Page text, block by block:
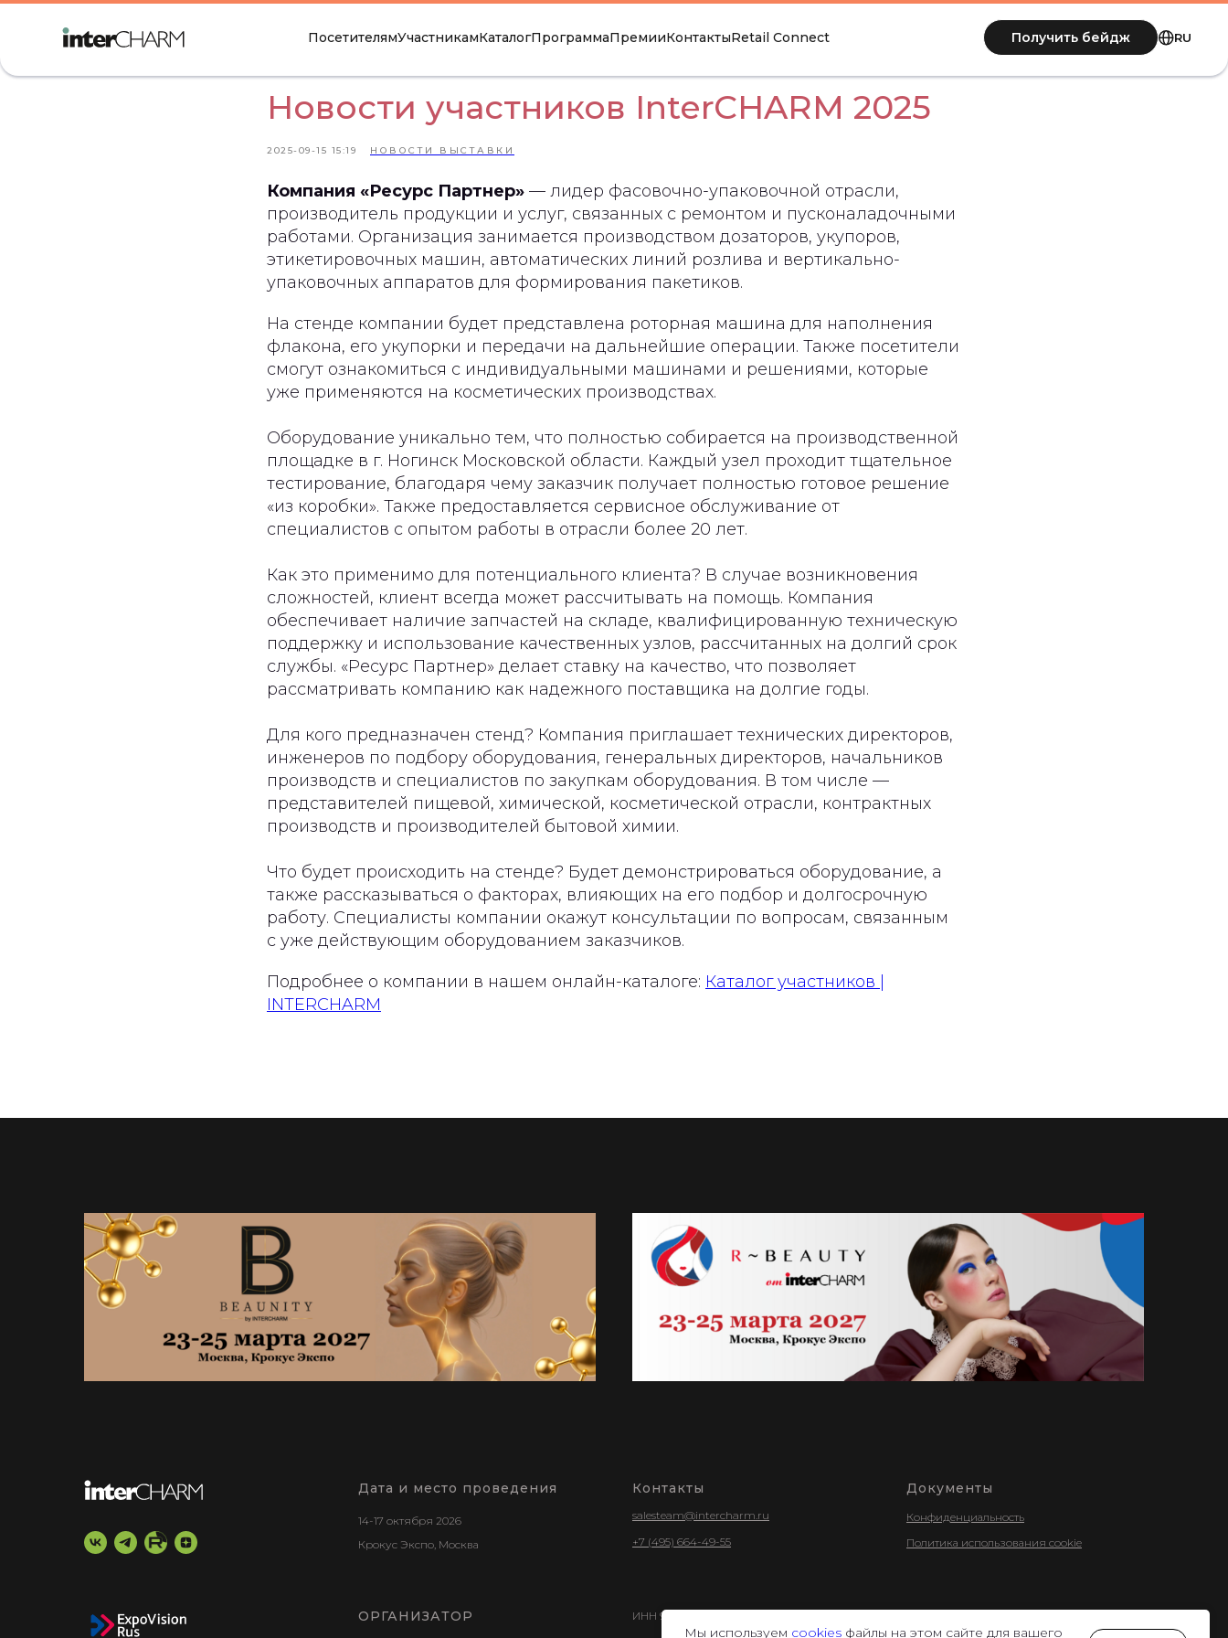
ПосетителямУчастникамКаталогПрограммаПремииКонтактыRetail Connect Получить бейдж RU
Новости участников InterCHARM 2025
2025-09-15 15:19 НОВОСТИ ВЫСТАВКИ
Компания «Ресурс Партнер» — лидер фасовочно-упаковочной отрасли,
производитель продукции и услуг, связанных с ремонтом и пусконаладочными
работами. Организация занимается производством дозаторов, укупоров,
этикетировочных машин, автоматических линий розлива и вертикально-
упаковочных аппаратов для формирования пакетиков.
На стенде компании будет представлена роторная машина для наполнения
флакона, его укупорки и передачи на дальнейшие операции. Также посетители
смогут ознакомиться с индивидуальными машинами и решениями, которые
уже применяются на косметических производствах.
Оборудование уникально тем, что полностью собирается на производственной
площадке в г. Ногинск Московской области. Каждый узел проходит тщательное
тестирование, благодаря чему заказчик получает полностью готовое решение
«из коробки». Также предоставляется сервисное обслуживание от
специалистов с опытом работы в отрасли более 20 лет.
Как это применимо для потенциального клиента? В случае возникновения
сложностей, клиент всегда может рассчитывать на помощь. Компания
обеспечивает наличие запчастей на складе, квалифицированную техническую
поддержку и использование качественных узлов, рассчитанных на долгий срок
службы. «Ресурс Партнер» делает ставку на качество, что позволяет
рассматривать компанию как надежного поставщика на долгие годы.
Для кого предназначен стенд? Компания приглашает технических директоров,
инженеров по подбору оборудования, генеральных директоров, начальников
производств и специалистов по закупкам оборудования. В том числе —
представителей пищевой, химической, косметической отрасли, контрактных
производств и производителей бытовой химии.
Что будет происходить на стенде? Будет демонстрироваться оборудование, а
также рассказываться о факторах, влияющих на его подбор и долгосрочную
работу. Специалисты компании окажут консультации по вопросам, связанным
с уже действующим оборудованием заказчиков.
Подробнее о компании в нашем онлайн-каталоге: Каталог участников |
INTERCHARM
Дата и место проведения
14-17 октября 2026
Крокус Экспо, Москва
Контакты
salesteam@intercharm.ru
+7 (495) 664-49-55
Документы
Конфиденциальность
Политика использования cookie
ОРГАНИЗАТОР
ИНН 9723147114
Мы используем cookies файлы на этом сайте для вашего